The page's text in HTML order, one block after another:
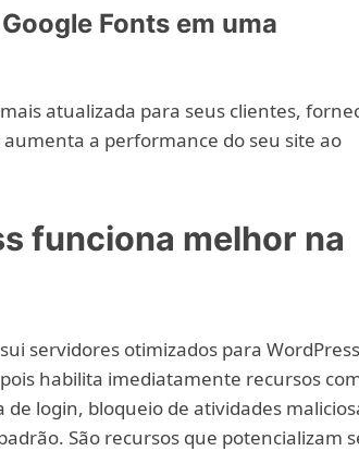
Fonts em uma
atualizada para seus clientes,
a performance do seu site ao
funciona melhor na
servidores otimizados para
habilita imediatamente recursos
login, bloqueio de atividades
São recursos que potencializam